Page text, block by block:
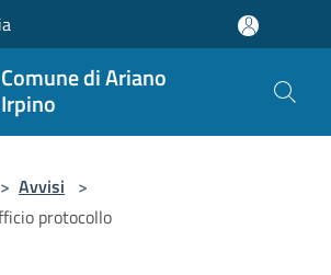
Comune di Ariano
Irpino
> Avvisi >
protocollo